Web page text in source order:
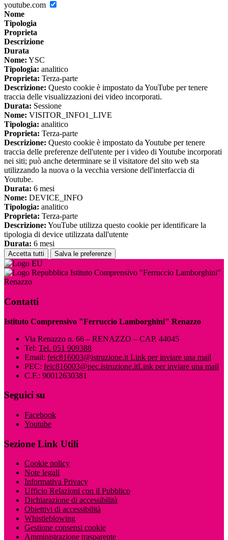
youtube.com
Nome
Tipologia
Proprieta
Descrizione
Durata
Nome: YSC
Tipologia: analitico
Proprieta: Terza-parte
Descrizione: Questo cookie è impostato da YouTube per tenere
traccia delle visualizzazioni dei video incorporati.
Durata: Sessione
Nome: VISITOR_INFO1_LIVE
Tipologia: analitico
Proprieta: Terza-parte
Descrizione: Questo cookie è impostato da Youtube per tenere
traccia delle preferenze dell'utente per i video di Youtube incorporati
nei siti; può anche determinare se il visitatore del sito web sta
utilizzando la nuova o la vecchia versione dell'interfaccia di
Youtube.
Durata: 6 mesi
Nome: DEVICE_INFO
Tipologia: analitico
Proprieta: Terza-parte
Descrizione: YouTube utilizza questo cookie per identificare la
tipologia di device utilizzata dall'utente
Durata: 6 mesi
Accetta tutti Salva le preferenze
Istituto Comprensivo "Ferruccio Lamborghini"
Renazzo
Contatti
Istituto Comprensivo "Ferruccio Lamborghini" Renazzo
Via Renazzo n. 66 – RENAZZO – CAP. 44045
Tel: Tel. 051 909388
Email: feic816003@istruzione.it Link per inviare una mail
PEC: feic816003@pec.istruzione.itLink per inviare una mail
C.F.: 90012630381
Seguici su
Facebook
Youtube
Sezione Link Utili
Cookie policy
Note legali
Informativa Privacy
Ufficio Relazioni con il Pubblico
Dichiarazione di accessibilità
Obiettivi di accessibilità
Whistleblowing
Gestione consensi cookie
Amministrazione trasparente